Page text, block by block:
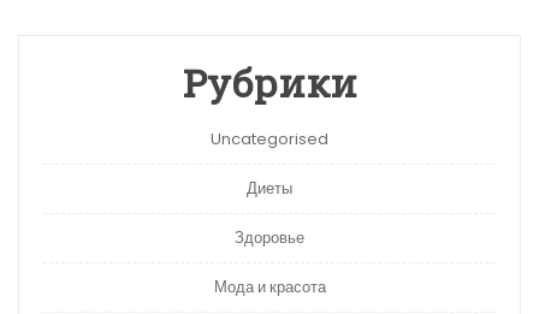
Рубрики
Uncategorised
Диеты
Здоровье
Мода и красота